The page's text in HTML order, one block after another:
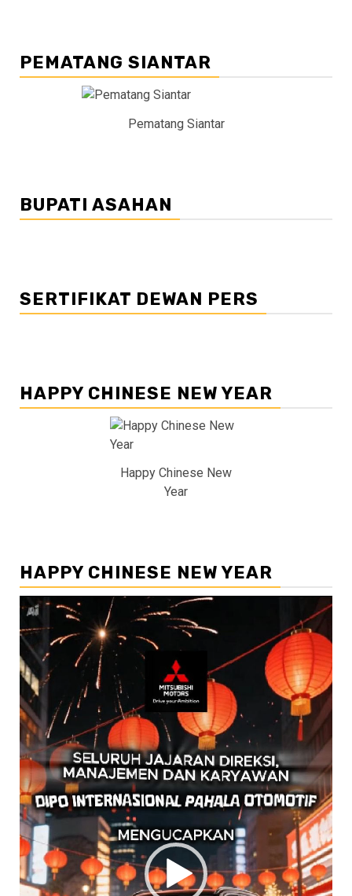
PEMATANG SIANTAR
Pematang Siantar
BUPATI ASAHAN
SERTIFIKAT DEWAN PERS
HAPPY CHINESE NEW YEAR
Happy Chinese New
Year
HAPPY CHINESE NEW YEAR
Pemutar